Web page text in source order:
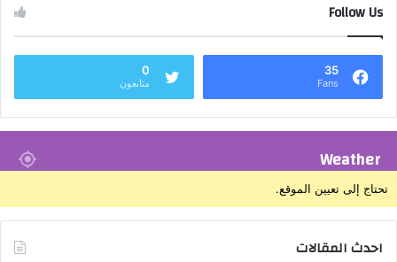
Follow Us
35
Fans
0
متابعون
Weather
تحتاج إلى تعيين الموقع.
احدث المقالات